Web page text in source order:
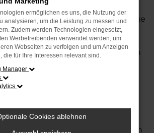
und Reparaturgeht – wir
zur Seite. Unsere langjährige
kompetentes Team
eine Betreuung auf höchstem
sich rundum gut betreut fühlen
unser Fachwissen und unsere
und finden Sie mit uns das
e-tron, das nicht nur Ihre
sondern Ihre Mobilität auf das
Wir freuen uns darauf, Sie an
in Bremen, Bremerhaven
ermöglichen es uns, die Nutzung der
analysieren, um die Leistung zu messen und
Zudem werden Technologien eingesetzt,
Werbetreibenden verwendet werden, um
Webseiten zu verfolgen und um Anzeigen
die für Ihre Interessen relevant sind.
Manager
Cookies ablehnen